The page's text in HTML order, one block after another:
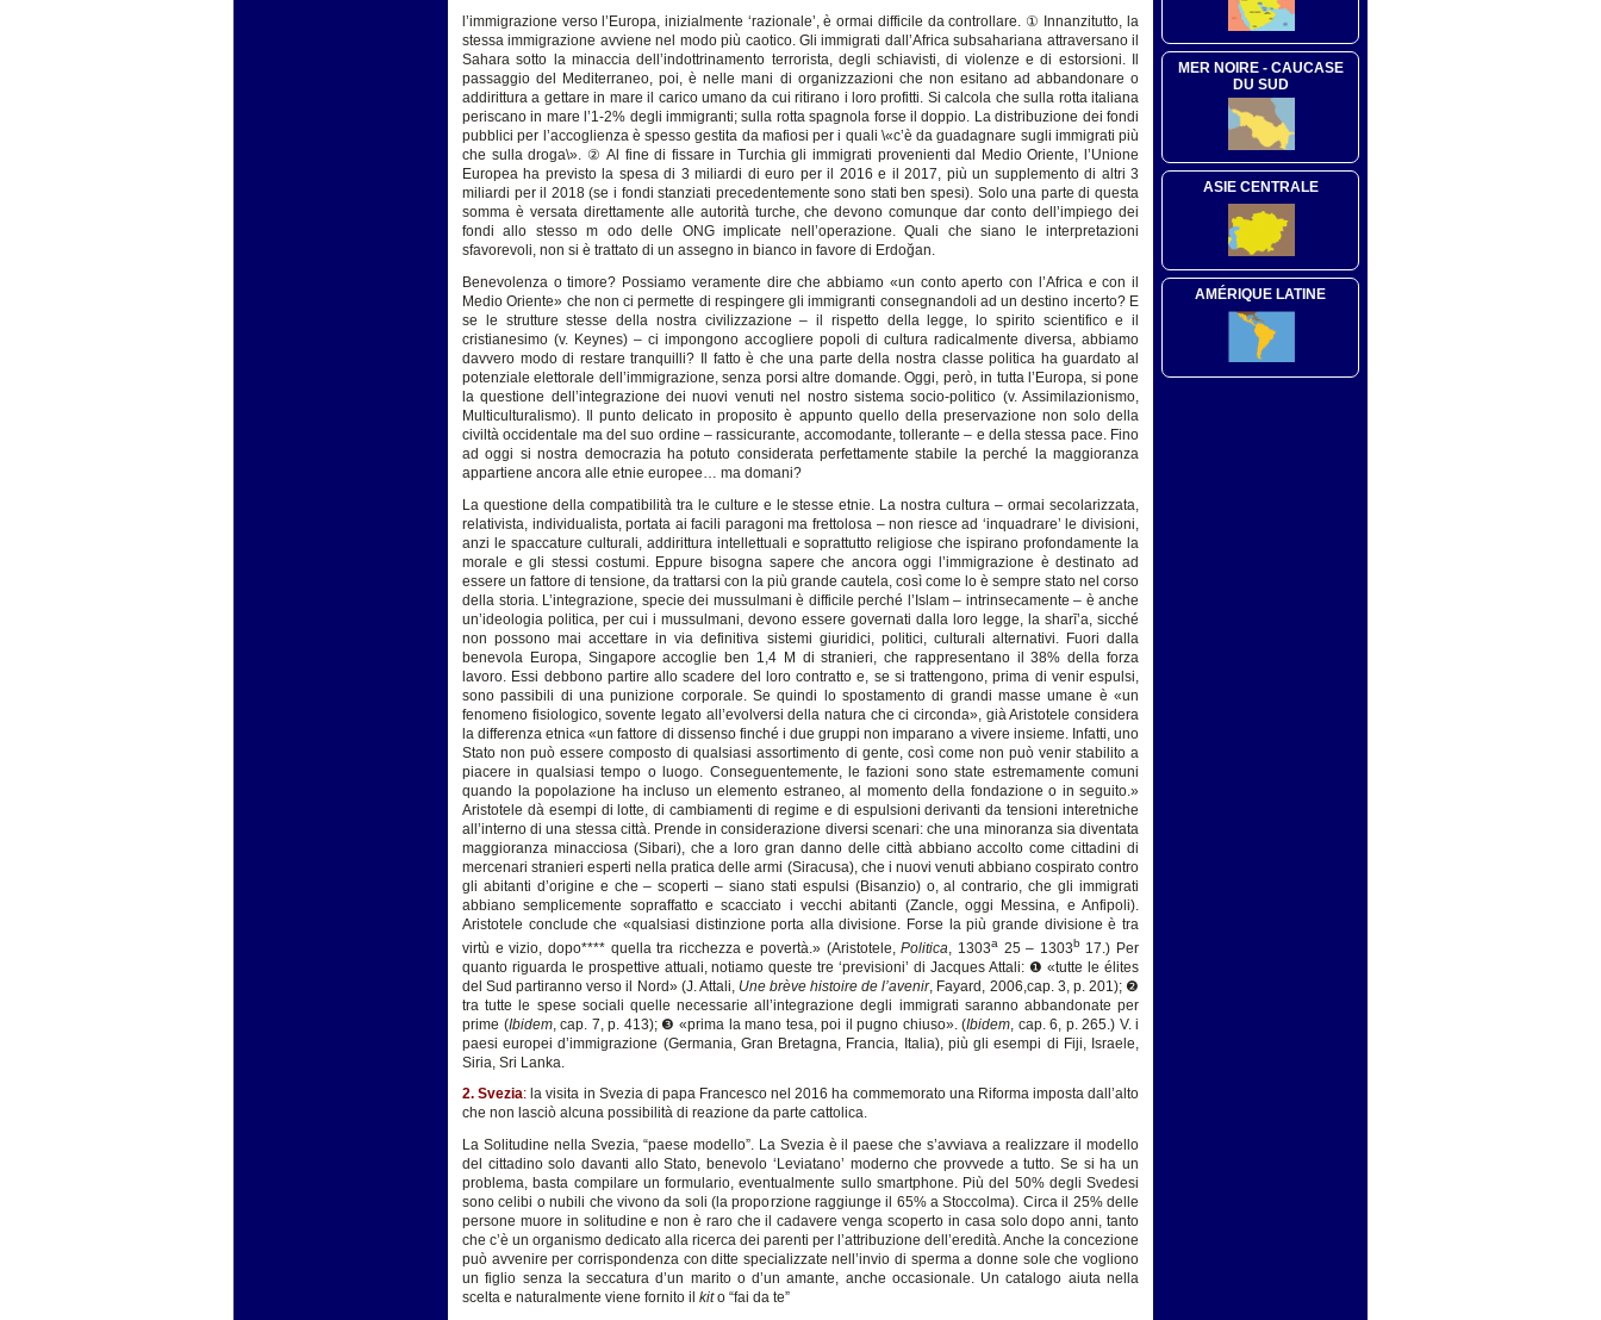
l’immigrazione verso l’Europa, inizialmente ‘razionale’, è ormai difficile da controllare. ① Innanzitutto, la
stessa immigrazione avviene nel modo più caotico. Gli immigrati dall’Africa subsahariana attraversano il
Sahara sotto la minaccia dell’indottrinamento terrorista, degli schiavisti, di violenze e di estorsioni. Il
passaggio del Mediterraneo, poi, è nelle mani di organizzazioni che non esitano ad abbandonare o
addirittura a gettare in mare il carico umano da cui ritirano i loro profitti. Si calcola che sulla rotta italiana
periscano in mare l’1-2% degli immigranti; sulla rotta spagnola forse il doppio. La distribuzione dei fondi
pubblici per l’accoglienza è spesso gestita da mafiosi per i quali \«c’è da guadagnare sugli immigrati più
che sulla droga\». ② Al fine di fissare in Turchia gli immigrati provenienti dal Medio Oriente, l’Unione
Europea ha previsto la spesa di 3 miliardi di euro per il 2016 e il 2017, più un supplemento di altri 3
miliardi per il 2018 (se i fondi stanziati precedentemente sono stati ben spesi). Solo una parte di questa
somma è versata direttamente alle autorità turche, che devono comunque dar conto dell’impiego dei
fondi allo stesso m odo delle ONG implicate nell’operazione. Quali che siano le interpretazioni
sfavorevoli, non si è trattato di un assegno in bianco in favore di Erdoğan.
Benevolenza o timore? Possiamo veramente dire che abbiamo «un conto aperto con l’Africa e con il
Medio Oriente» che non ci permette di respingere gli immigranti consegnandoli ad un destino incerto? E
se le strutture stesse della nostra civilizzazione – il rispetto della legge, lo spirito scientifico e il
cristianesimo (v. Keynes) – ci impongono accogliere popoli di cultura radicalmente diversa, abbiamo
davvero modo di restare tranquilli? Il fatto è che una parte della nostra classe politica ha guardato al
potenziale elettorale dell’immigrazione, senza porsi altre domande. Oggi, però, in tutta l’Europa, si pone
la questione dell’integrazione dei nuovi venuti nel nostro sistema socio-politico (v. Assimilazionismo,
Multiculturalismo). Il punto delicato in proposito è appunto quello della preservazione non solo della
civiltà occidentale ma del suo ordine – rassicurante, accomodante, tollerante – e della stessa pace. Fino
ad oggi si nostra democrazia ha potuto considerata perfettamente stabile la perché la maggioranza
appartiene ancora alle etnie europee… ma domani?
La questione della compatibilità tra le culture e le stesse etnie. La nostra cultura – ormai secolarizzata,
relativista, individualista, portata ai facili paragoni ma frettolosa – non riesce ad ‘inquadrare’ le divisioni,
anzi le spaccature culturali, addirittura intellettuali e soprattutto religiose che ispirano profondamente la
morale e gli stessi costumi. Eppure bisogna sapere che ancora oggi l’immigrazione è destinato ad
essere un fattore di tensione, da trattarsi con la più grande cautela, così come lo è sempre stato nel corso
della storia. L’integrazione, specie dei mussulmani è difficile perché l’Islam – intrinsecamente – è anche
un’ideologia politica, per cui i mussulmani, devono essere governati dalla loro legge, la sharī’a, sicché
non possono mai accettare in via definitiva sistemi giuridici, politici, culturali alternativi. Fuori dalla
benevola Europa, Singapore accoglie ben 1,4 M di stranieri, che rappresentano il 38% della forza
lavoro. Essi debbono partire allo scadere del loro contratto e, se si trattengono, prima di venir espulsi,
sono passibili di una punizione corporale. Se quindi lo spostamento di grandi masse umane è «un
fenomeno fisiologico, sovente legato all’evolversi della natura che ci circonda», già Aristotele considera
la differenza etnica «un fattore di dissenso finché i due gruppi non imparano a vivere insieme. Infatti, uno
Stato non può essere composto di qualsiasi assortimento di gente, così come non può venir stabilito a
piacere in qualsiasi tempo o luogo. Conseguentemente, le fazioni sono state estremamente comuni
quando la popolazione ha incluso un elemento estraneo, al momento della fondazione o in seguito.»
Aristotele dà esempi di lotte, di cambiamenti di regime e di espulsioni derivanti da tensioni interetniche
all’interno di una stessa città. Prende in considerazione diversi scenari: che una minoranza sia diventata
maggioranza minacciosa (Sibari), che a loro gran danno delle città abbiano accolto come cittadini di
mercenari stranieri esperti nella pratica delle armi (Siracusa), che i nuovi venuti abbiano cospirato contro
gli abitanti d’origine e che – scoperti – siano stati espulsi (Bisanzio) o, al contrario, che gli immigrati
abbiano semplicemente sopraffatto e scacciato i vecchi abitanti (Zancle, oggi Messina, e Anfipoli).
Aristotele conclude che «qualsiasi distinzione porta alla divisione. Forse la più grande divisione è tra
virtù e vizio, dopo**** quella tra ricchezza e povertà.» (Aristotele,Politica , 1303a25 – 1303b17.) Per
quanto riguarda le prospettive attuali, notiamo queste tre ‘previsioni’ di Jacques Attali: ❶ «tutte le élites
del Sud partiranno verso il Nord» (J. Attali, Une brève histoire de l’avenir, Fayard, 2006,cap. 3, p. 201); ❷
tra tutte le spese sociali quelle necessarie all’integrazione degli immigrati saranno abbandonate per
prime (Ibidem, cap. 7, p. 413); ❸ «prima la mano tesa, poi il pugno chiuso». (Ibidem , cap. 6, p. 265.) V. i
paesi europei d’immigrazione (Germania, Gran Bretagna, Francia, Italia), più gli esempi di Fiji, Israele,
Siria, Sri Lanka.
2. Svezia: la visita in Svezia di papa Francesco nel 2016 ha commemorato una Riforma imposta dall’alto
che non lasciò alcuna possibilità di reazione da parte cattolica.
La Solitudine nella Svezia, “paese modello”. La Svezia è il paese che s’avviava a realizzare il modello
del cittadino solo davanti allo Stato, benevolo ‘Leviatano’ moderno che provvede a tutto. Se si ha un
problema, basta compilare un formulario, eventualmente sullo smartphone. Più del 50% degli Svedesi
sono celibi o nubili che vivono da soli (la proporzione raggiunge il 65% a Stoccolma). Circa il 25% delle
persone muore in solitudine e non è raro che il cadavere venga scoperto in casa solo dopo anni, tanto
che c’è un organismo dedicato alla ricerca dei parenti per l’attribuzione dell’eredità. Anche la concezione
può avvenire per corrispondenza con ditte specializzate nell’invio di sperma a donne sole che vogliono
un figlio senza la seccatura d’un marito o d’un amante, anche occasionale. Un catalogo aiuta nella
scelta e naturalmente viene fornito il kito “fai da te”
MER NOIRE - CAUCASE
DU SUD
ASIE CENTRALE
AMÉRIQUE LATINE